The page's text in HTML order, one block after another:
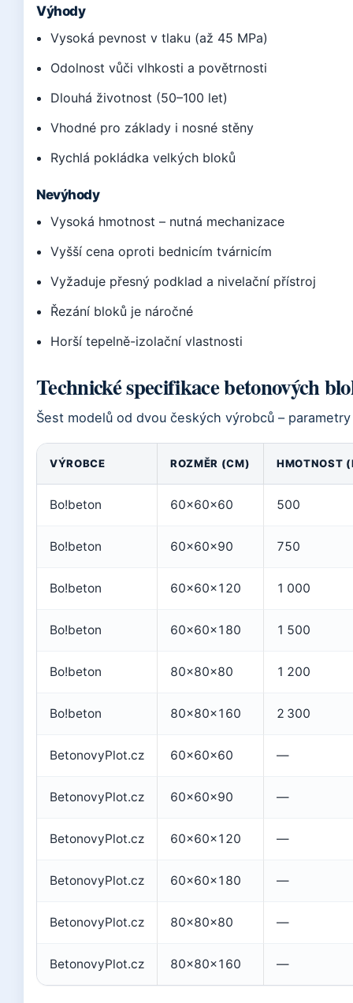
Výhody
Vysoká pevnost v tlaku (až 45 MPa)
Odolnost vůči vlhkosti a povětrnosti
Dlouhá životnost (50–100 let)
Vhodné pro základy i nosné stěny
Rychlá pokládka velkých bloků
Nevýhody
Vysoká hmotnost – nutná mechanizace
Vyšší cena oproti bednicím tvárnicím
Vyžaduje přesný podklad a nivelační přístroj
Řezání bloků je náročné
Horší tepelně-izolační vlastnosti
Technické specifikace betonových
Šest modelů od dvou českých výrobců –
VÝROBCE ROZMĚR (CM) HMOTNOST
Bo!beton 60×60×60 500
Bo!beton 60×60×90 750
Bo!beton 60×60×120 1 000
Bo!beton 60×60×180 1 500
Bo!beton 80×80×80 1 200
Bo!beton 80×80×160 2 300
BetonovyPlot.cz 60×60×60 —
BetonovyPlot.cz 60×60×90 —
BetonovyPlot.cz 60×60×120 —
BetonovyPlot.cz 60×60×180 —
BetonovyPlot.cz 80×80×80 —
BetonovyPlot.cz 80×80×160 —